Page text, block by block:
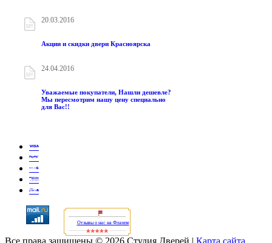
20.03.2016
Акции и скидки двери Красноярска
24.04.2016
Уважаемые покупатели, Нашли дешевле?
Мы пересмотрим нашу цену специально
для Вас!!
Отзывы о нас на Флампе
Все права защищены © 2026 Студия Дверей | Карта сайта